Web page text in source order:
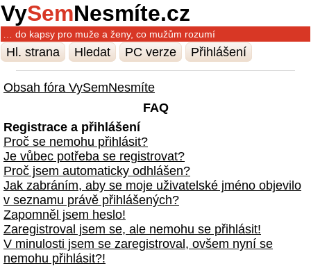
VySemNesmíte.cz
… do kapsy pro muže a ženy, co mužům rozumí
Hl. strana Hledat PC verze Přihlášení
Obsah fóra VySemNesmíte
FAQ
Registrace a přihlášení
Proč se nemohu přihlásit?
Je vůbec potřeba se registrovat?
Proč jsem automaticky odhlášen?
Jak zabráním, aby se moje uživatelské jméno objevilo
v seznamu právě přihlášených?
Zapomněl jsem heslo!
Zaregistroval jsem se, ale nemohu se přihlásit!
V minulosti jsem se zaregistroval, ovšem nyní se
nemohu přihlásit?!